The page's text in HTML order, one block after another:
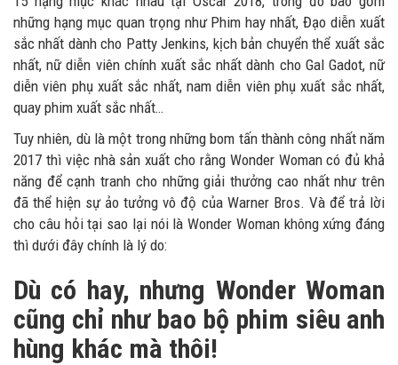
những hạng mục quan trọng như Phim hay nhất, Đạo diễn xuất
sắc nhất dành cho Patty Jenkins, kịch bản chuyển thể xuất sắc
nhất, nữ diễn viên chính xuất sắc nhất dành cho Gal Gadot, nữ
diễn viên phụ xuất sắc nhất, nam diễn viên phụ xuất sắc nhất,
quay phim xuất sắc nhất…
Tuy nhiên, dù là một trong những bom tấn thành công nhất năm
2017 thì việc nhà sản xuất cho rằng Wonder Woman có đủ khả
năng để cạnh tranh cho những giải thưởng cao nhất như trên
đã thể hiện sự ảo tưởng vô độ của Warner Bros. Và để trả lời
cho câu hỏi tại sao lại nói là Wonder Woman không xứng đáng
thì dưới đây chính là lý do:
Dù có hay, nhưng Wonder Woman
cũng chỉ như bao bộ phim siêu anh
hùng khác mà thôi!